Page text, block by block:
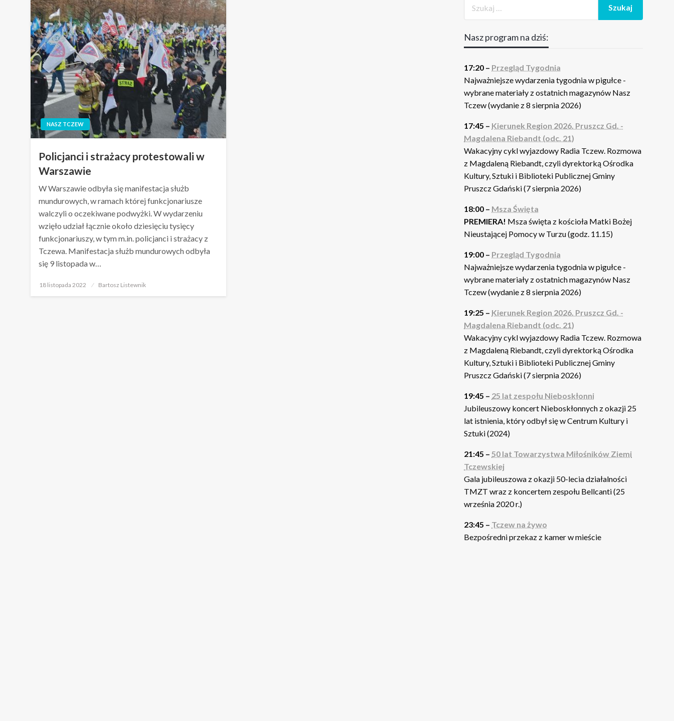
NASZ TCZEW
Policjanci i strażacy protestowali w
Warszawie
W Warszawie odbyła się manifestacja służb
mundurowych, w ramach której funkcjonariusze
walczyli o oczekiwane podwyżki. W wydarzeniu
wzięło udział łącznie około dziesięciu tysięcy
funkcjonariuszy, w tym m.in. policjanci i strażacy z
Tczewa. Manifestacja służb mundurowych odbyła
się 9 listopada w…
Opublikowane
18 listopada 2022 Bartosz Listewnik
Nasz program na dziś:
17:20 – Przegląd Tygodnia
Najważniejsze wydarzenia tygodnia w pigułce -
wybrane materiały z ostatnich magazynów Nasz
Tczew (wydanie z 8 sierpnia 2026)
17:45 – Kierunek Region 2026. Pruszcz Gd. -
Magdalena Riebandt (odc. 21)
Wakacyjny cykl wyjazdowy Radia Tczew. Rozmowa
z Magdaleną Riebandt, czyli dyrektorką Ośrodka
Kultury, Sztuki i Biblioteki Publicznej Gminy
Pruszcz Gdański (7 sierpnia 2026)
18:00 – Msza Święta
PREMIERA! Msza święta z kościoła Matki Bożej
Nieustającej Pomocy w Turzu (godz. 11.15)
19:00 – Przegląd Tygodnia
Najważniejsze wydarzenia tygodnia w pigułce -
wybrane materiały z ostatnich magazynów Nasz
Tczew (wydanie z 8 sierpnia 2026)
19:25 – Kierunek Region 2026. Pruszcz Gd. -
Magdalena Riebandt (odc. 21)
Wakacyjny cykl wyjazdowy Radia Tczew. Rozmowa
z Magdaleną Riebandt, czyli dyrektorką Ośrodka
Kultury, Sztuki i Biblioteki Publicznej Gminy
Pruszcz Gdański (7 sierpnia 2026)
19:45 – 25 lat zespołu Nieboskłonni
Jubileuszowy koncert Nieboskłonnych z okazji 25
lat istnienia, który odbył się w Centrum Kultury i
Sztuki (2024)
21:45 –50 lat Towarzystwa Miłośników Ziemi
Tczewskiej
Gala jubileuszowa z okazji 50-lecia działalności
TMZT wraz z koncertem zespołu Bellcanti (25
września 2020 r.)
23:45 – Tczew na żywo
Bezpośredni przekaz z kamer w mieście